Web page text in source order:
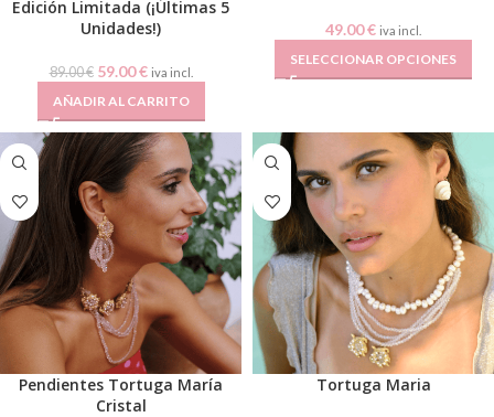
Edición Limitada (¡Últimas 5
Unidades!)
89.00€ 59.00€ iva incl.
AÑADIR AL CARRITO
49.00€ iva incl.
SELECCIONAR OPCIONES
Pendientes Tortuga María
Cristal
Tortuga Maria